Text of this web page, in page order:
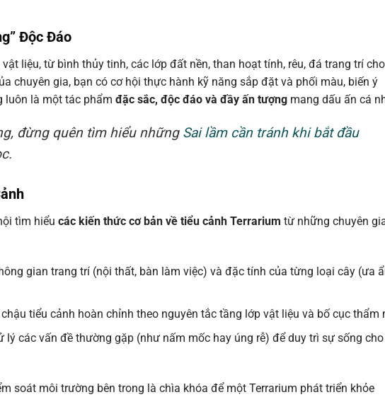
Độc Đáo
liệu, từ bình thủy tinh, các lớp đất nền, than hoạt tính, rêu, đá trang trí cho
chuyên gia, bạn có cơ hội thực hành kỹ năng sắp đặt và phối màu, biến ý
luôn là một tác phẩm đặc sắc, độc đáo và đầy ấn tượng mang dấu ấn cá
đừng quên tìm hiểu những Sai lầm cần tránh khi bắt đầu
tìm hiểu các kiến thức cơ bản về tiểu cảnh Terrarium từ những chuyên
gian trang trí (nội thất, bàn làm việc) và đặc tính của từng loại cây (ưa
tiểu cảnh hoàn chỉnh theo nguyên tắc tầng lớp vật liệu và bố cục thẩm
lý các vấn đề thường gặp (như nấm mốc hay úng rễ) để duy trì sự sống
soát môi trường bên trong là chìa khóa để một Terrarium phát triển khỏe